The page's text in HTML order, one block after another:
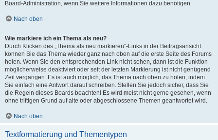
Board-Administration, wenn Sie weitere Informationen dazu benötigen.
Nach oben
Wie markiere ich ein Thema als neu?
Durch Klicken des „Thema als neu markieren“-Links in der Beitragsansicht
können Sie das Thema wieder ganz nach oben auf die erste Seite des Forums
holen. Wenn Sie den entsprechenden Link nicht sehen, dann ist die Funktion
möglicherweise deaktiviert oder seit der letzten Markierung ist nicht genügend
Zeit vergangen. Es ist auch möglich, das Thema nach oben zu holen, indem
Sie einfach eine Antwort darauf schreiben. Stellen Sie jedoch sicher, dass Sie
die Regeln dieses Boards beachten! Es wird meist nicht gerne gesehen, wenn
ohne triftigen Grund auf alte oder abgeschlossene Themen geantwortet wird.
Nach oben
Textformatierung und Thementypen